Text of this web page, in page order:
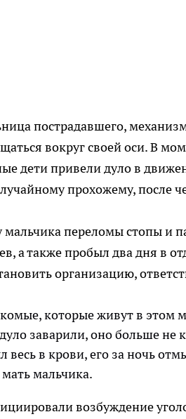
пострадавшего,
вокруг своей оси. В
дети привели дуло в
прохожему, после
мальчика переломы стопы и
а также пробыл два дня в
организацию,
которые живут в этом
заварили, оно больше не
в крови, его за ночь
мальчика.
возбуждение